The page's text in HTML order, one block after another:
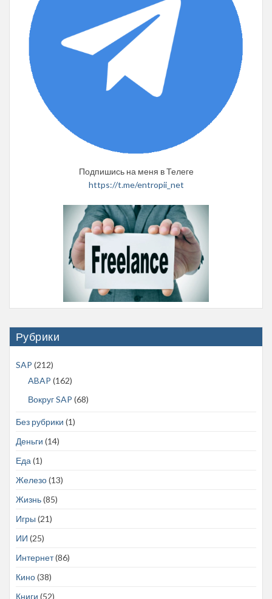
Подпишись на меня в Телеге
https://t.me/entropii_net
Рубрики
SAP (212)
ABAP (162)
Вокруг SAP (68)
Без рубрики (1)
Деньги (14)
Еда(1)
Железо(13)
Жизнь(85)
Игры (21)
ИИ (25)
Интернет(86)
Кино(38)
Книги (52)